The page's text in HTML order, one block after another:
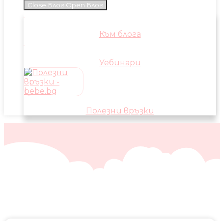
Close Блог Open Блог
Към блога
Уебинари
Полезни връзки